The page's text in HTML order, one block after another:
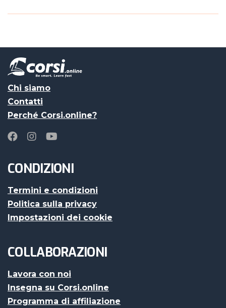
Chi siamo
Contatti
Perché Corsi.online?
CONDIZIONI
Termini e condizioni
Politica sulla privacy
Impostazioni dei cookie
COLLABORAZIONI
Lavora con noi
Insegna su Corsi.online
Programma di affiliazione